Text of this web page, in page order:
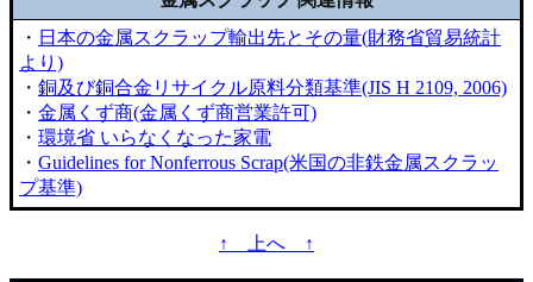
・ 日本の金属スクラップ輸出先とその量(財務省貿易統計
より)
・ 銅及び銅合金リサイクル原料分類基準(JIS H 2109, 2006)
・ 金属くず商(金属くず商営業許可)
・ 環境省 いらなくなった家電
・ Guidelines for Nonferrous Scrap(米国の非鉄金属スクラッ
プ基準)
↑ 上へ ↑